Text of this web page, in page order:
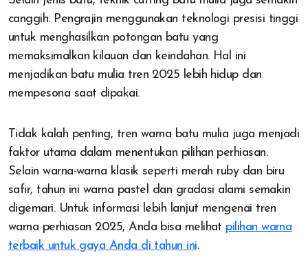
canggih. Pengrajin menggunakan teknologi presisi tinggi
untuk menghasilkan potongan batu yang
memaksimalkan kilauan dan keindahan. Hal ini
menjadikan batu mulia tren 2025 lebih hidup dan
mempesona saat dipakai.
Tidak kalah penting, tren warna batu mulia juga menjadi
faktor utama dalam menentukan pilihan perhiasan.
Selain warna-warna klasik seperti merah ruby dan biru
safir, tahun ini warna pastel dan gradasi alami semakin
digemari. Untuk informasi lebih lanjut mengenai tren
warna perhiasan 2025, Anda bisa melihat pilihan warna
terbaik untuk gaya Anda di tahun ini.